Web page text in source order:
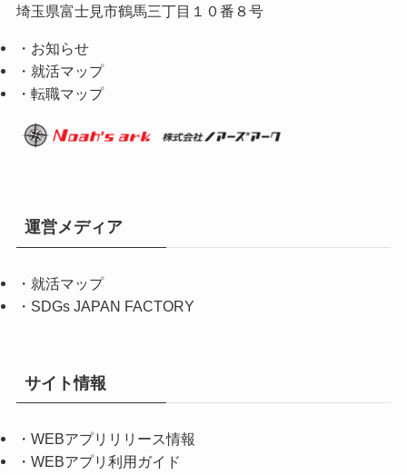
埼玉県富士見市鶴馬三丁目１０番８号
・お知らせ
・就活マップ
・転職マップ
運営メディア
・ 就活マップ
・ SDGs JAPAN FACTORY
サイト情報
・ WEBアプリリリース情報
・ WEBアプリ利用ガイド